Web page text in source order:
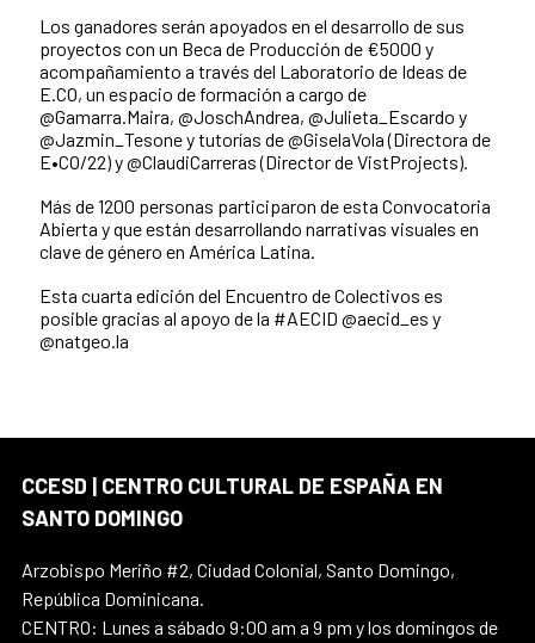
Los ganadores serán apoyados en el desarrollo de sus
proyectos con un Beca de Producción de €5000 y
acompañamiento a través del Laboratorio de Ideas de
E.CO, un espacio de formación a cargo de
@Gamarra.Maira, @JoschAndrea, @Julieta_Escardo y
@Jazmin_Tesone y tutorías de @GiselaVola (Directora de
E•CO/22) y @ClaudiCarreras (Director de VistProjects).
Más de 1200 personas participaron de esta Convocatoria
Abierta y que están desarrollando narrativas visuales en
clave de género en América Latina.
Esta cuarta edición del Encuentro de Colectivos es
posible gracias al apoyo de la #AECID @aecid_es y
@natgeo.la
CCESD | CENTRO CULTURAL DE ESPAÑA EN
SANTO DOMINGO
Arzobispo Meriño #2, Ciudad Colonial, Santo Domingo,
República Dominicana.
CENTRO: Lunes a sábado 9:00 am a 9 pm y los domingos de